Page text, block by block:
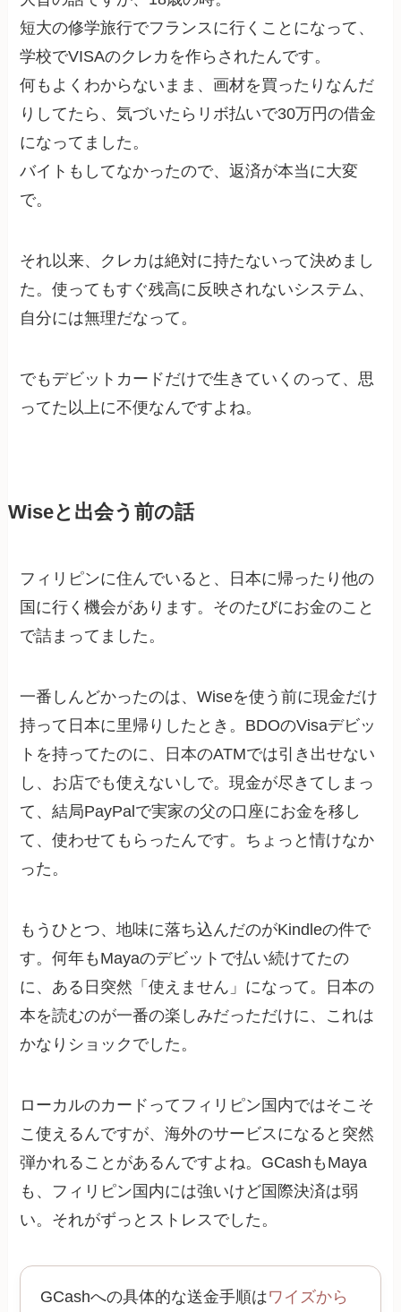
短大の修学旅行でフランスに行くことになって、
学校でVISAのクレカを作らされたんです。
何もよくわからないまま、画材を買ったりなんだ
りしてたら、気づいたらリボ払いで30万円の借金
になってました。
バイトもしてなかったので、返済が本当に大変
で。
それ以来、クレカは絶対に持たないって決めまし
た。使ってもすぐ残高に反映されないシステム、
自分には無理だなって。
でもデビットカードだけで生きていくのって、思
ってた以上に不便なんですよね。
Wiseと出会う前の話
フィリピンに住んでいると、日本に帰ったり他の
国に行く機会があります。そのたびにお金のこと
で詰まってました。
一番しんどかったのは、Wiseを使う前に現金だけ
持って日本に里帰りしたとき。BDOのVisaデビッ
トを持ってたのに、日本のATMでは引き出せない
し、お店でも使えないしで。現金が尽きてしまっ
て、結局PayPalで実家の父の口座にお金を移し
て、使わせてもらったんです。ちょっと情けなか
った。
もうひとつ、地味に落ち込んだのがKindleの件で
す。何年もMayaのデビットで払い続けてたの
に、ある日突然「使えません」になって。日本の
本を読むのが一番の楽しみだっただけに、これは
かなりショックでした。
ローカルのカードってフィリピン国内ではそこそ
こ使えるんですが、海外のサービスになると突然
弾かれることがあるんですよね。GCashもMaya
も、フィリピン国内には強いけど国際決済は弱
い。それがずっとストレスでした。
GCashへの具体的な送金手順はワイズから